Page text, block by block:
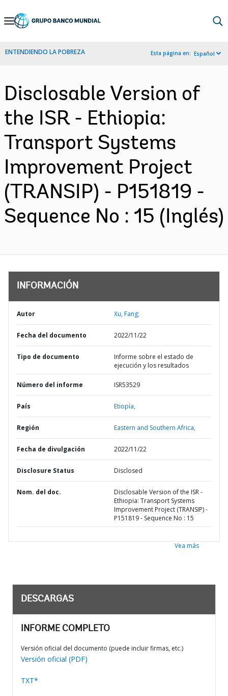
Skip
Navigation
ENTENDIENDO LA POBREZA Esta página en: Español
Disclosable Version of
the ISR - Ethiopia:
Transport Systems
Improvement Project
(TRANSIP) - P151819 -
Sequence No : 15 (Inglés)
INFORMACIÓN
Autor Xu, Fang;
Fecha del documento 2022/11/22
Tipo de documento
Informe sobre el estado de
ejecución y los resultados
Número del informe ISR53529
País Etiopía,
Región Eastern and Southern Africa,
Fecha de divulgación 2022/11/22
Disclosure Status Disclosed
Nom. del doc.
Disclosable Version of the ISR -
Ethiopia: Transport Systems
Improvement Project (TRANSIP) -
P151819 - Sequence No : 15
Vea más
DESCARGAS
INFORME COMPLETO
Versión oficial del documento (puede incluir firmas, etc.)
Versión oficial (PDF)
TXT*